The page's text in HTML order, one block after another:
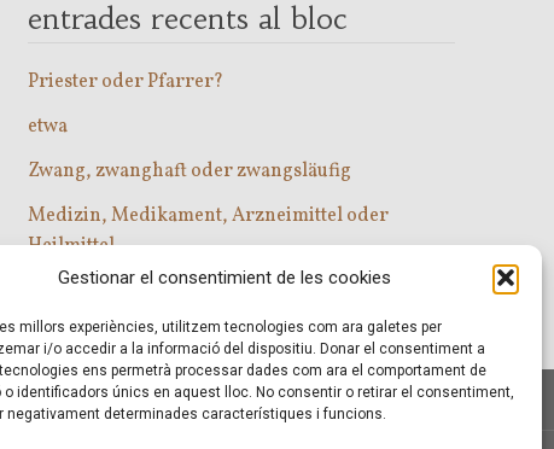
Gestionar el consentimient de les cookies
millors experiències, utilitzem tecnologies com ara galetes per
i/o accedir a la informació del dispositiu. Donar el consentiment a
ens permetrà processar dades com ara el comportament de
o identificadors únics en aquest lloc. No consentir o retirar el consentiment,
negativament determinades característiques i funcions.
entrades recents al bloc
Priester oder Pfarrer?
etwa
Zwang, zwanghaft oder zwangsläufig
Medizin, Medikament, Arzneimittel oder
Heilmittel
Com entrar a les classes d’alemany?